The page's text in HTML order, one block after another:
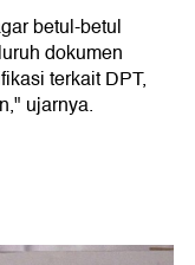
betul-betul
dokumen
terkait DPT,
ujarnya.